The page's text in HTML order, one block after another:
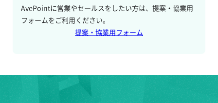
AvePointに営業やセールスをしたい方は、提案・協業用
フォームをご利用ください。
提案・協業用フォーム